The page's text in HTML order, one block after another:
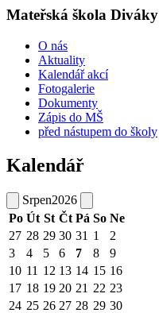
Mateřská škola Diváky
O nás
Aktuality
Kalendář akcí
Fotogalerie
Dokumenty
Zápis do MŠ
před nástupem do školy
Kalendář
Srpen2026
Po Út St Čt Pá So Ne
27 28 29 30 31 1
2
3
4 5 6 7 8
9
10 11 12 13 14 15 16
17 18 19 20 21 22 23
24 25 26 27 28 29 30